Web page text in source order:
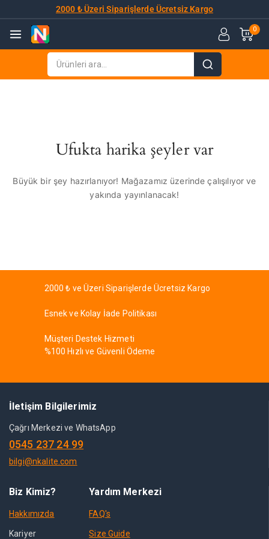
2000 ₺ Üzeri Siparişlerde Ücretsiz Kargo
0
Ufukta harika şeyler var
Büyük bir şey hazırlanıyor! Mağazamız üzerinde çalışılıyor ve
yakında yayınlanacak!
2000 ₺ ve Üzeri Siparişlerde Ücretsiz Kargo
Esnek ve Kolay İade Politikası
Müşteri Destek Hizmeti
%100 Hızlı ve Güvenli Ödeme
İletişim Bilgilerimiz
Çağrı Merkezi ve WhatsApp
0545 237 24 99
bilgi@nkalite.com
Biz Kimiz?
Hakkımızda
Kariyer
Yardım Merkezi
FAQ's
Size Guide